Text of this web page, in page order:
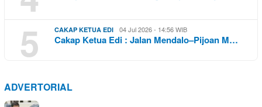
5 CAKAP KETUA EDI 04 Jul 2026 - 14:56 WIB
Cakap Ketua Edi : Jalan Mendalo–Pijoan M…
ADVERTORIAL